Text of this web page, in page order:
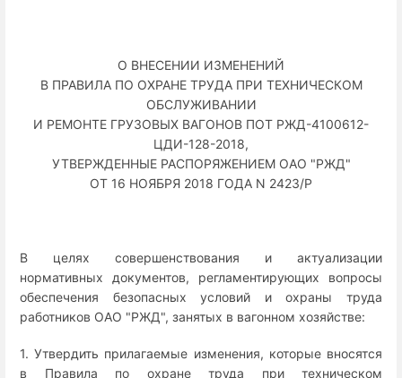
О ВНЕСЕНИИ ИЗМЕНЕНИЙ
В ПРАВИЛА ПО ОХРАНЕ ТРУДА ПРИ ТЕХНИЧЕСКОМ
ОБСЛУЖИВАНИИ
И РЕМОНТЕ ГРУЗОВЫХ ВАГОНОВ ПОТ РЖД-4100612-
ЦДИ-128-2018,
УТВЕРЖДЕННЫЕ РАСПОРЯЖЕНИЕМ ОАО "РЖД"
ОТ 16 НОЯБРЯ 2018 ГОДА N 2423/Р
В целях совершенствования и актуализации
нормативных документов, регламентирующих вопросы
обеспечения безопасных условий и охраны труда
работников ОАО "РЖД", занятых в вагонном хозяйстве:
1. Утвердить прилагаемые изменения, которые вносятся
в Правила по охране труда при техническом